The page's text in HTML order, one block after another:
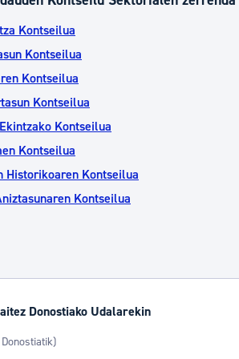
Kontseilua
Kontseilua
Kontseilua
Kontseilua
Kontseilua
Kontseilua
Historikoaren Kontseilua
Kontseilua
Donostiako Udalarekin